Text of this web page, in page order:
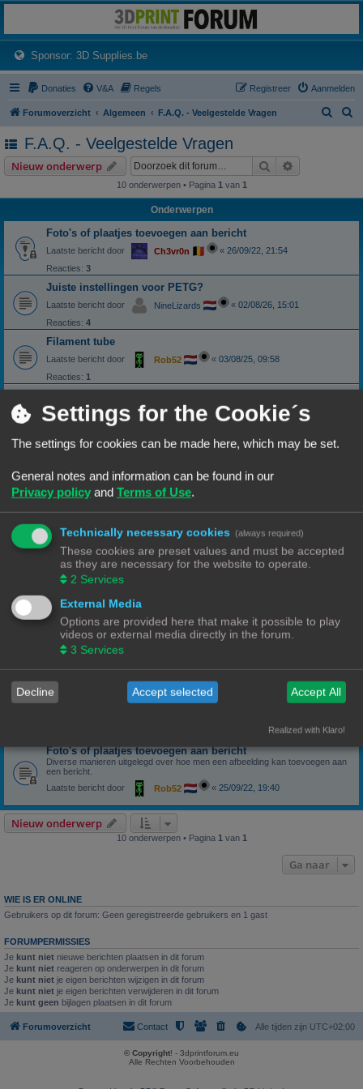
Het 3D print forum van de Benelux na de sluiting van 3dprintforum.nl
Sponsor: 3D Supplies.be(Opens a new tab)
Donaties V&A Regels Aanmelden
Registreer
Forumoverzicht Algemeen F.A.Q. - Veelgestelde Vragen
F.A.Q. - Veelgestelde Vragen
Nieuw onderwerp Zoek
10 onderwerpen • Pagina 1 van 1
Onderwerpen
Foto's of plaatjes toevoegen aan bericht
Laatste bericht door Ch3vr0n « 26/09/22, 21:54
Reacties: 3
Juiste instellingen voor PETG?
Laatste bericht door NineLizards « 02/08/26, 15:01
Reacties: 4
Filament tube
Laatste bericht door Rob52 « 03/08/25, 09:58
Reacties: 1
dikker printen
Laatste bericht door
Outliner «15/06/25, 19:44
Reacties:5
Laatste bericht door Grinder «27/02/25, 10:42
Reacties:5
Cura vraagje
help
Laatste bericht door
Puffeltje
11/03/24, 12:09
Reacties:
Citeren of quoten
Laatste bericht door
Lange stukken programmeertaal posten.
Hoe blijven lange stukken code of programmeertaal leesbaar.
Welke printer zal ik kopen
Lijst van overwegingen om een 3D-printer aan te schaffen.
Foto's of plaatjes toevoegen aan bericht
Diverse manieren uitgelegd over hoe men een afbeelding kan toevoegen aan
een bericht.
Laatste bericht door
Rob52 « 25/09/22, 19:40
Nieuw onderwerp
10 onderwerpen • Pagina 1 van 1
Ga naar
WIE IS ER ONLINE
Gebruikers op dit forum: Geen geregistreerde gebruikers en 1 gast
FORUMPERMISSIES
Je kunt niet nieuwe berichten plaatsen in dit forum
Je kunt niet reageren op onderwerpen in dit forum
Je kunt niet je eigen berichten wijzigen in dit forum
Je kunt niet je eigen berichten verwijderen in dit forum
Je kunt geen bijlagen plaatsen in dit forum
Forumoverzicht Alle tijden zijn UTC+02:00
Contact
© Copyright! - 3dprintforum.eu
Alle Rechten Voorbehouden
Settings for the Cookie´s
The settings for cookies can be made here, which may be set.
General notes and information can be found in our
Privacy policy and Terms of Use.
Technically necessary cookies (always required)
These cookies are preset values and must be accepted
as they are necessary for the website to operate.
2 Services
External Media
Options are provided here that make it possible to play
videos or external media directly in the forum.
3 Services
Decline Accept selected Accept All
Realized with Klaro!